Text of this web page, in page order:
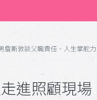
詹斯敦談父職責任、人生掌舵
進照顧現